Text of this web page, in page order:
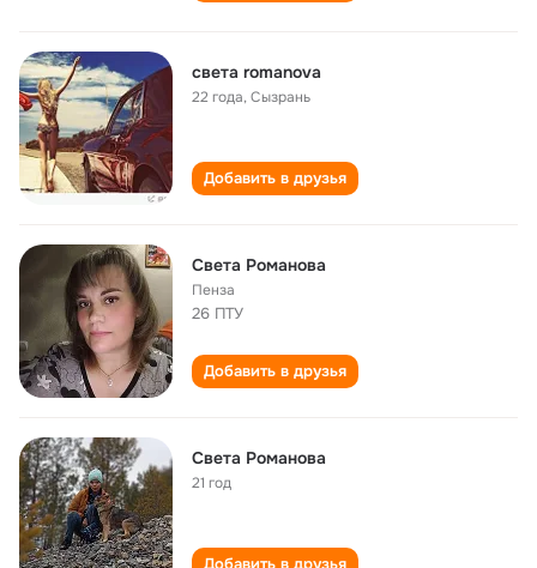
света romanova
22 года,Сызрань
Добавить в друзья
Света Романова
Пенза
26 ПТУ
Добавить в друзья
Света Романова
21 год
Добавить в друзья